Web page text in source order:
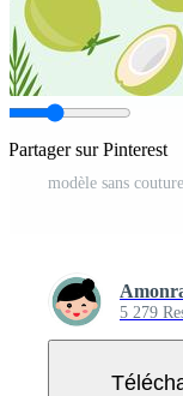
Partager sur Pinterest
5 279